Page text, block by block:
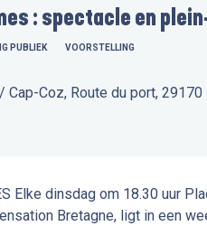
: spectacle en
PUBLIEK VOORSTELLING
Cap-Coz, Route du port, 29170
Elke dinsdag om 18.30 uur
Bretagne, ligt in een